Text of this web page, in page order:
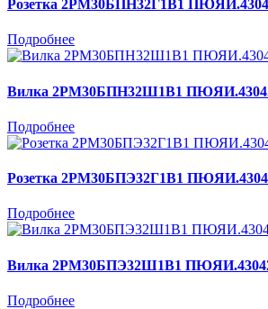
Розетка 2РМ30БПН32Г1В1
Подробнее
Вилка 2РМ30БПН32Ш1В1
Подробнее
Розетка 2РМ30БПЭ32Г1В1
Подробнее
Вилка 2РМ30БПЭ32Ш1В1
Подробнее